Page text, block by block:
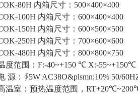
80H 内箱尺寸：500×400×400
100H 内箱尺寸：600×400×400
150H 内箱尺寸：600×500×500
250H 内箱尺寸：700×600×600
480H 内箱尺寸：800×800×750
度范围：F:-40~+150 ℃ X:-55~+150℃
源：∮5W AC38O&plsmn;10% 50/
温室：预热温度范围，